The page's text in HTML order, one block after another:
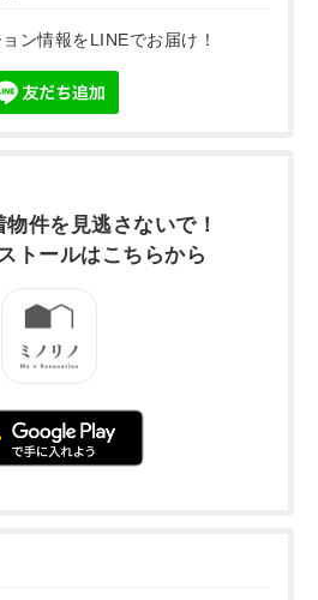
ン情報をLINEでお届け！
物件を 見逃さないで！
トールはこちらから